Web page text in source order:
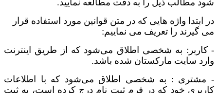
شود مطالب ذیل را به دقت مطالعه نمایید.
در ابتدا واژه هایی که در متن قوانین مورد استفاده قرار
می گیرند را تعریف می نماییم:
-کاربر: به شخصی اطلاق می‌شود که از طریق اینترنت
وارد سایت مارکستان شده باشد.
- مشتری : به شخصی اطلاق می‌شود که با اطلاعات
کاربری خود که در فرم ثبت نام درج کرده است، به ثبت